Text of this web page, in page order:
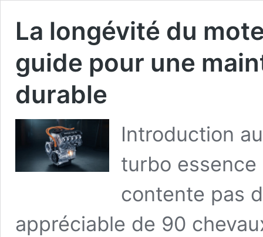
La longévité du
guide pour une
durable
Introduction
turbo
contente pas
appréciable de 90